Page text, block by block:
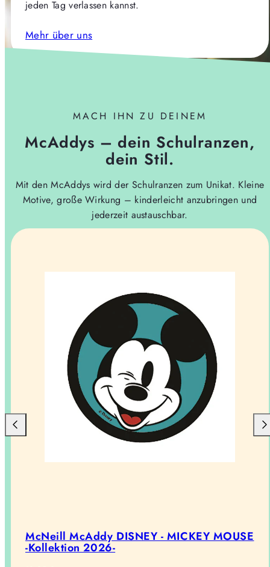
jeden Tag verlassen kannst.
Mehr über uns
MACH IHN ZU DEINEM
McAddys – dein Schulranzen,
dein Stil.
Mit den McAddys wird der Schulranzen zum Unikat. Kleine
Motive, große Wirkung – kinderleicht anzubringen und
jederzeit austauschbar.
McNeill McAddy DISNEY - MICKEY MOUSE
-Kollektion 2026-